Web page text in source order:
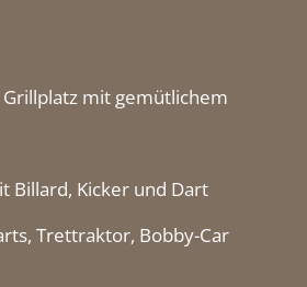
mit gemütlichem
Billard, Kicker und Dart
Trettraktor, Bobby-Car